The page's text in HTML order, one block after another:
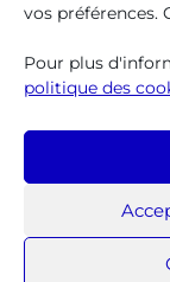
vos préférences.
Pour plus
politique des
verse le
de non-